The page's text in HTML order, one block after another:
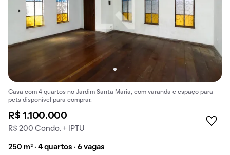
Casa com 4 quartos no Jardim Santa Maria, com varanda e espaço para
pets disponível para comprar.
R$ 1.100.000
R$ 200 Condo. + IPTU
250 m² · 4 quartos · 6 vagas